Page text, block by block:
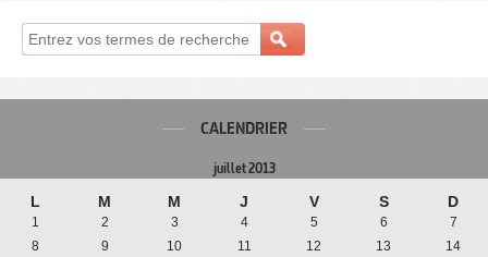
CALENDRIER
juillet 2013
L M M J V S D
1 2 3 4 5 6
7
8
9 10 11 12 13
14